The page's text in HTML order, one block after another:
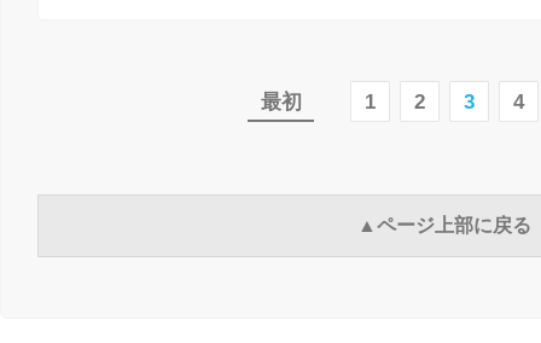
最初 1 2 3 4
▲ページ上部に戻る